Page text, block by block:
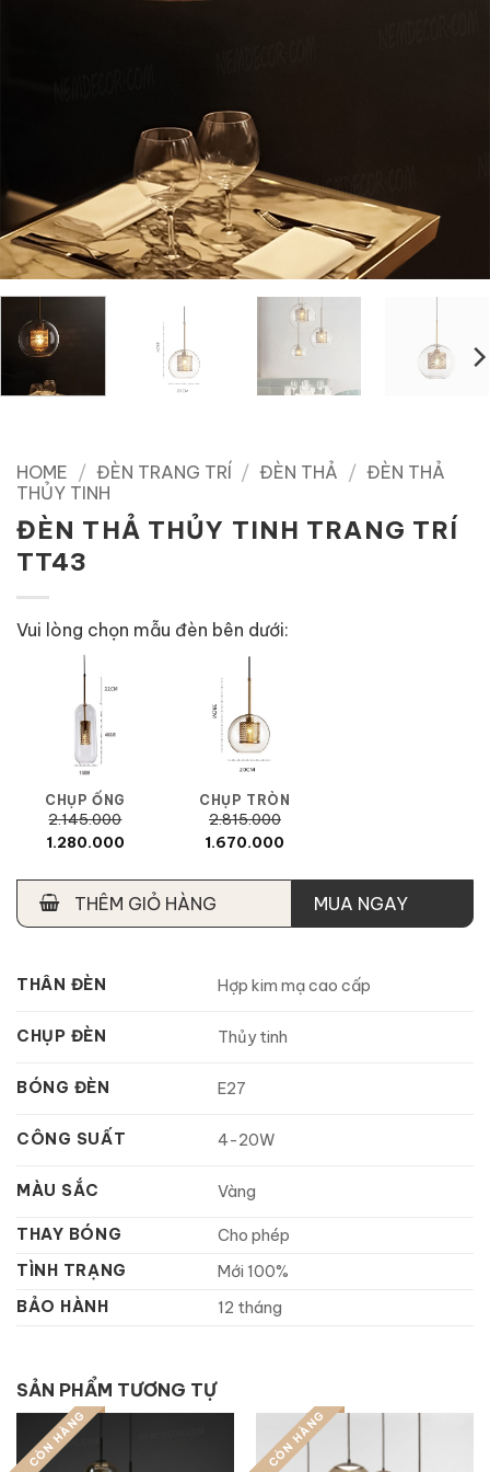
HOME / ĐÈN TRANG TRÍ / ĐÈN THẢ / ĐÈN THẢ
THỦY TINH
ĐÈN THẢ THỦY TINH TRANG TRÍ
TT43
Vui lòng chọn mẫu đèn bên dưới:
CHỤP ỐNG
2.145.000
1.280.000
CHỤP TRÒN
2.815.000
1.670.000
THÊM GIỎ HÀNG MUA NGAY
THÂN ĐÈN Hợp kim mạ cao cấp
CHỤP ĐÈN Thủy tinh
BÓNG ĐÈN E27
CÔNG SUẤT 4-20W
MÀU SẮC Vàng
THAY BÓNG
Cho phép
TÌNH TRẠNG
Mới 100%
BẢO HÀNH
12 tháng
SẢN PHẨM TƯƠNG TỰ
CÒN HÀNG CÒN HÀNG